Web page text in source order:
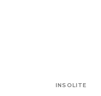
INSOLITE